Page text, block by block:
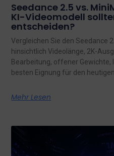
Seedance 2.5 vs.
KI-Videomodell
entscheiden?
Vergleichen Sie den Seedance
hinsichtlich Videolänge, 2K-
Bearbeitung, offener Gewichte,
besten Eignung für den
Mehr Lesen